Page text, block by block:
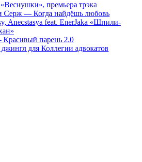
премьера трэка
Серж — Когда найдёшь любовь
Anecstasya feat. EnerJaka «Шпили-
парень 2.0
для Коллегии адвокатов